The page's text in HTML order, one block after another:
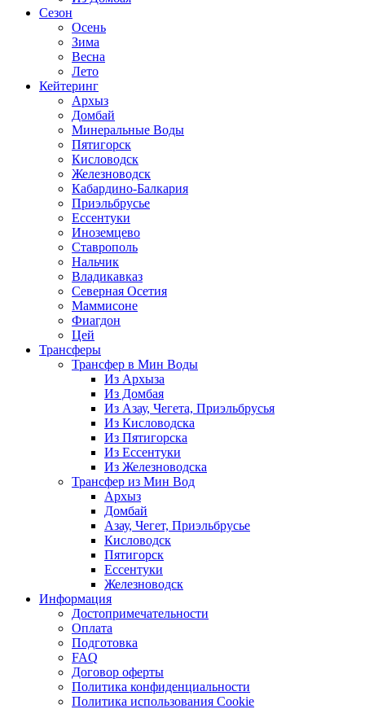
Сезон
Осень
Зима
Весна
Лето
Кейтеринг
Архыз
Домбай
Минеральные Воды
Пятигорск
Кисловодск
Железноводск
Кабардино-Балкария
Приэльбрусье
Ессентуки
Иноземцево
Ставрополь
Нальчик
Владикавказ
Северная Осетия
Маммисоне
Фиагдон
Цей
Трансферы
Трансфер в Мин Воды
Из Архыза
Из Домбая
Из Азау, Чегета, Приэльбрусья
Из Кисловодска
Из Пятигорска
Из Ессентуки
Из Железноводска
Трансфер из Мин Вод
Архыз
Домбай
Азау, Чегет, Приэльбрусье
Кисловодск
Пятигорск
Ессентуки
Железноводск
Информация
Достопримечательности
Оплата
Подготовка
FAQ
Договор оферты
Политика конфиденциальности
Политика использования Cookie